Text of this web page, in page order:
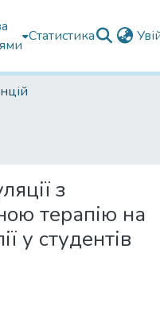
Статистика
з
терапію на
у студентів